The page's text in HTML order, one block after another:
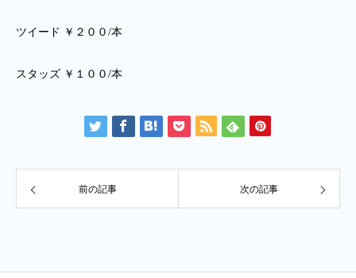
ツイード ￥２００/本
スタッズ ￥１００/本
前の記事 次の記事